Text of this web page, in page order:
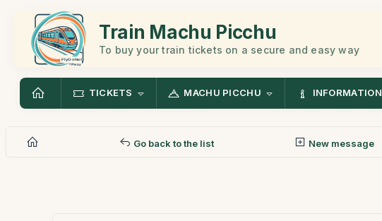
Train Machu Picchu
To buy your train tickets on a secure and easy way
TICKETS MACHU PICCHU INFORMATION
Go back to the list New message